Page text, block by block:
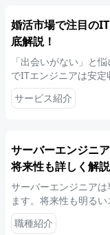
婚活市場で注目の
底解説！
「出会いがない」と
でITエンジニアは安定
ご自身の強みを活かし
ポイントを解説します。
サービス紹介
サーバーエンジニ
将来性も詳しく解説
サーバーエンジニア
ます。将来性も明る
げる方法やキャリアパ
アになる方法などを詳
職種紹介